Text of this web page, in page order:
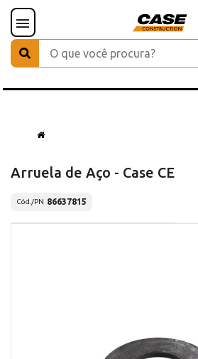
Arruela de Aço - Case CE
Cód./PN 86637815